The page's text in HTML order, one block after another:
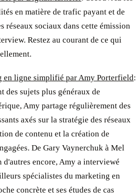
en matière de trafic payant et de
réseaux sociaux dans cette émission
Restez au courant de ce qui
en ligne simplifié par Amy Porterfield:
des sujets plus généraux de
Amy partage régulièrement des
axés sur la stratégie des réseaux
de contenu et la création de
De Gary Vaynerchuk à Mel
d'autres encore, Amy a interviewé
spécialistes du marketing en
concrète et ses études de cas